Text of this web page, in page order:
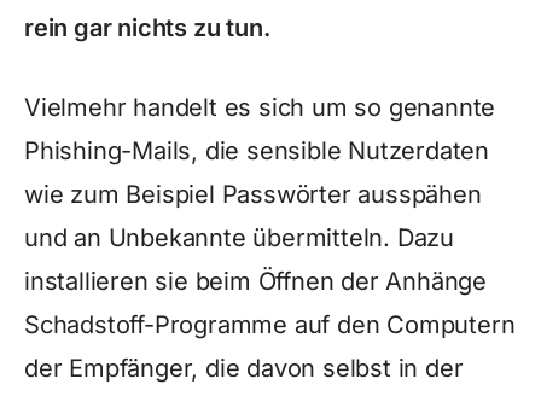
rein gar nichts zu tun.
Vielmehr handelt es sich um so genannte
Phishing-Mails, die sensible Nutzerdaten
wie zum Beispiel Passwörter ausspähen
und an Unbekannte übermitteln. Dazu
installieren sie beim Öffnen der Anhänge
Schadstoff-Programme auf den Computern
der Empfänger, die davon selbst in der